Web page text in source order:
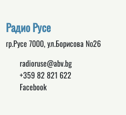
Радио Русе
гр.Русе 7000, ул.Борисова №26
radioruse@abv.bg
+359 82 821 622
Facebook